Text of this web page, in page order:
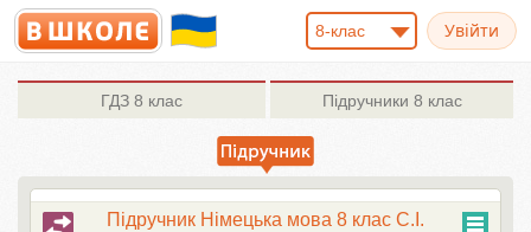
8-клас
ГДЗ 8 клас Підручники 8 клас
Підручник Німецька мова 8 клас С.І.